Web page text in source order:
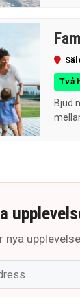
Två
Bjud
nya